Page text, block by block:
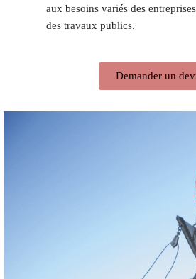
aux besoins variés des
des travaux publics.
Demander un